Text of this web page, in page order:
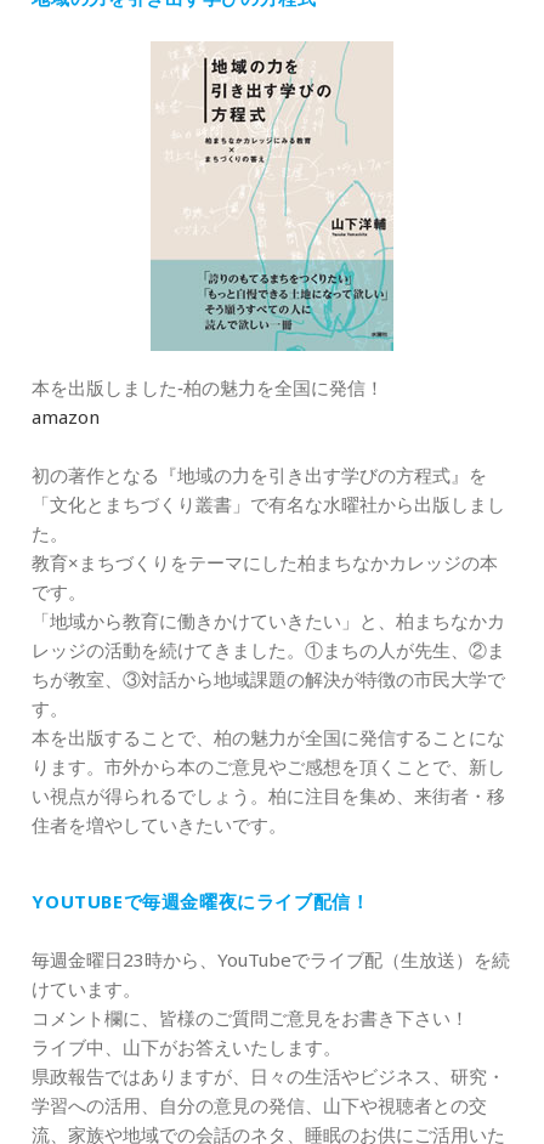
本を出版しました‐柏の魅力を全国に発信！
amazon
初の著作となる『地域の力を引き出す学びの方程式』を
「文化とまちづくり叢書」で有名な水曜社から出版しまし
た。
教育×まちづくりをテーマにした柏まちなかカレッジの本
です。
「地域から教育に働きかけていきたい」と、柏まちなかカ
レッジの活動を続けてきました。①まちの人が先生、②ま
ちが教室、③対話から地域課題の解決が特徴の市民大学で
す。
本を出版することで、柏の魅力が全国に発信することにな
ります。市外から本のご意見やご感想を頂くことで、新し
い視点が得られるでしょう。柏に注目を集め、来街者・移
住者を増やしていきたいです。
YOUTUBEで毎週金曜夜にライブ配信！
毎週金曜日23時から、YouTubeでライブ配（生放送）を続
けています。
コメント欄に、皆様のご質問ご意見をお書き下さい！
ライブ中、山下がお答えいたします。
県政報告ではありますが、日々の生活やビジネス、研究・
学習への活用、自分の意見の発信、山下や視聴者との交
流、家族や地域での会話のネタ、睡眠のお供にご活用いた